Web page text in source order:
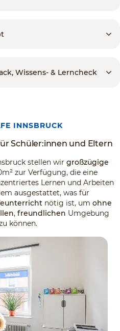
Wissens- & Lerncheck
INNSBRUCK
Schüler:innen und Eltern
stellen wir großzügige
zur Verfügung, die eine
Lernen und Arbeiten
ausgestattet, was für
nötig ist, um ohne
, freundlichen Umgebung
können.